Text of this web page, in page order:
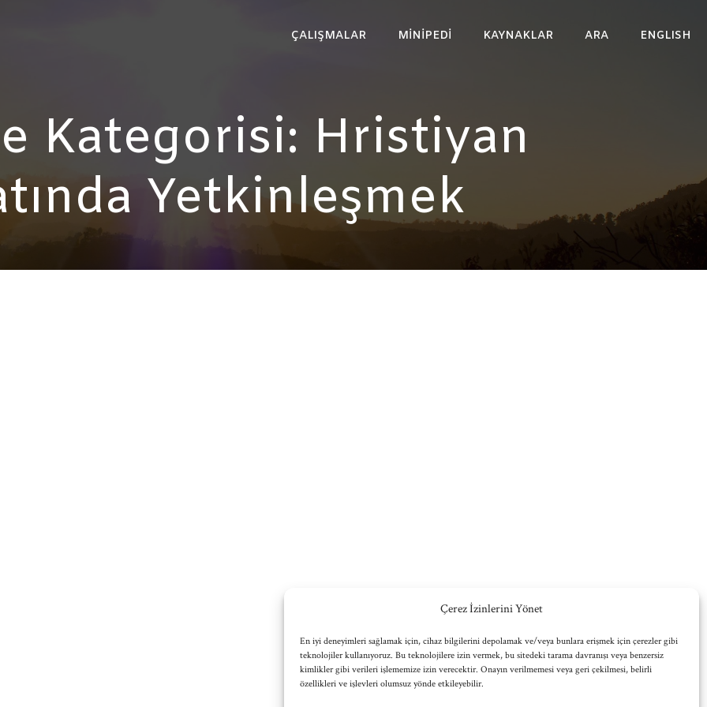
Çerez İzinlerini Yönet
En iyi deneyimleri sağlamak için, cihaz bilgilerini depolamak ve/veya bunlara erişmek için çerezler gibi
teknolojiler kullanıyoruz. Bu teknolojilere izin vermek, bu sitedeki tarama davranışı veya benzersiz
kimlikler gibi verileri işlememize izin verecektir. Onayın verilmemesi veya geri çekilmesi, belirli
özellikleri ve işlevleri olumsuz yönde etkileyebilir.
ÇALIŞMALAR MINIPEDI KAYNAKLAR ARA ENGLISH
Kategorisi: Hristiyan
Yetkinleşmek